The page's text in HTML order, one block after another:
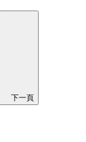
下一頁